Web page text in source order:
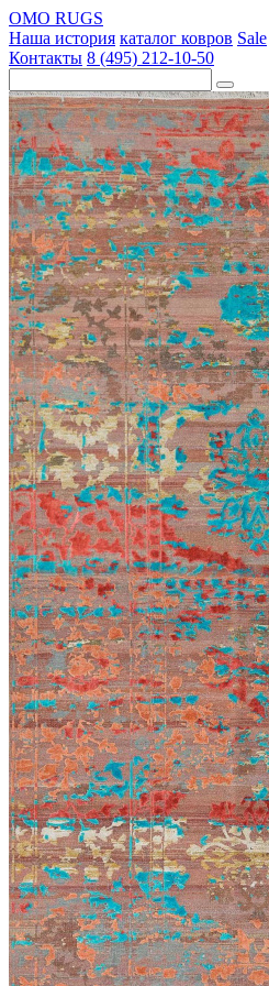
OMO RUGS
Наша история каталог ковров Sale
Контакты 8 (495) 212-10-50